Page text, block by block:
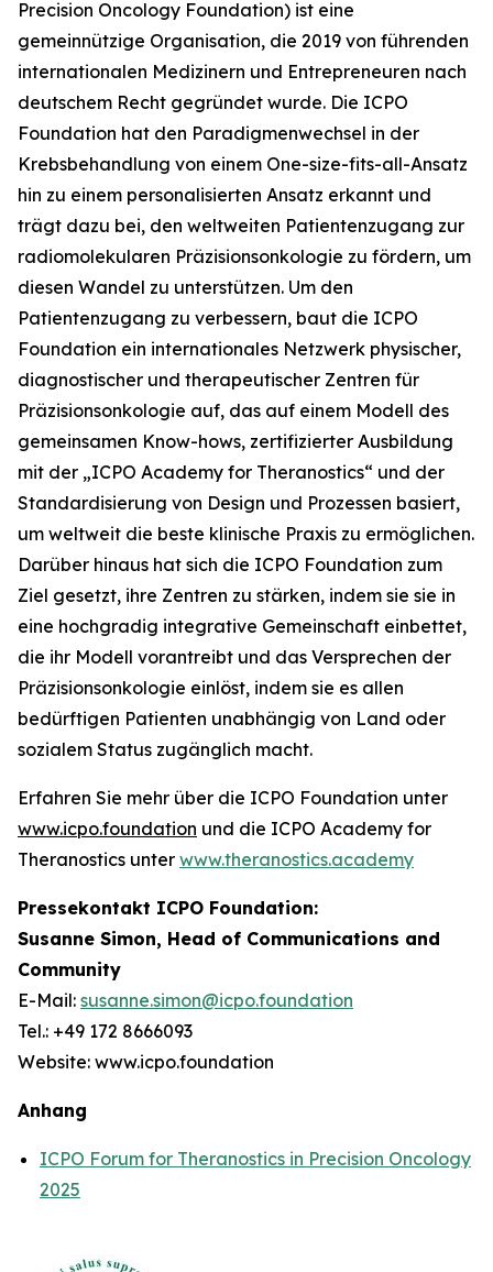
Precision Oncology Foundation) ist eine
gemeinnützige Organisation, die 2019 von führenden
internationalen Medizinern und Entrepreneuren nach
deutschem Recht gegründet wurde. Die ICPO
Foundation hat den Paradigmenwechsel in der
Krebsbehandlung von einem One-size-fits-all-Ansatz
hin zu einem personalisierten Ansatz erkannt und
trägt dazu bei, den weltweiten Patientenzugang zur
radiomolekularen Präzisionsonkologie zu fördern, um
diesen Wandel zu unterstützen. Um den
Patientenzugang zu verbessern, baut die ICPO
Foundation ein internationales Netzwerk physischer,
diagnostischer und therapeutischer Zentren für
Präzisionsonkologie auf, das auf einem Modell des
gemeinsamen Know-hows, zertifizierter Ausbildung
mit der „ICPO Academy for Theranostics“ und der
Standardisierung von Design und Prozessen basiert,
um weltweit die beste klinische Praxis zu ermöglichen.
Darüber hinaus hat sich die ICPO Foundation zum
Ziel gesetzt, ihre Zentren zu stärken, indem sie sie in
eine hochgradig integrative Gemeinschaft einbettet,
die ihr Modell vorantreibt und das Versprechen der
Präzisionsonkologie einlöst, indem sie es allen
bedürftigen Patienten unabhängig von Land oder
sozialem Status zugänglich macht.
Erfahren Sie mehr über die ICPO Foundation unter
www.icpo.foundation und die ICPO Academy for
Theranostics unter www.theranostics.academy
Pressekontakt ICPO Foundation:
Susanne Simon, Head of Communications and
Community
E-Mail: susanne.simon@icpo.foundation
Tel.: +49 172 8666093
Website: www.icpo.foundation
Anhang
ICPO Forum for Theranostics in Precision Oncology
2025